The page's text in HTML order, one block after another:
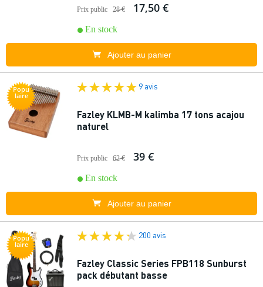
Prix public 28 € 17,50 €
En stock
Ajouter au panier
Popu
laire
9 avis
Fazley KLMB-M kalimba 17 tons acajou
naturel
Prix public 62 € 39 €
En stock
Ajouter au panier
Popu
laire
200 avis
Fazley Classic Series FPB118 Sunburst
pack débutant basse